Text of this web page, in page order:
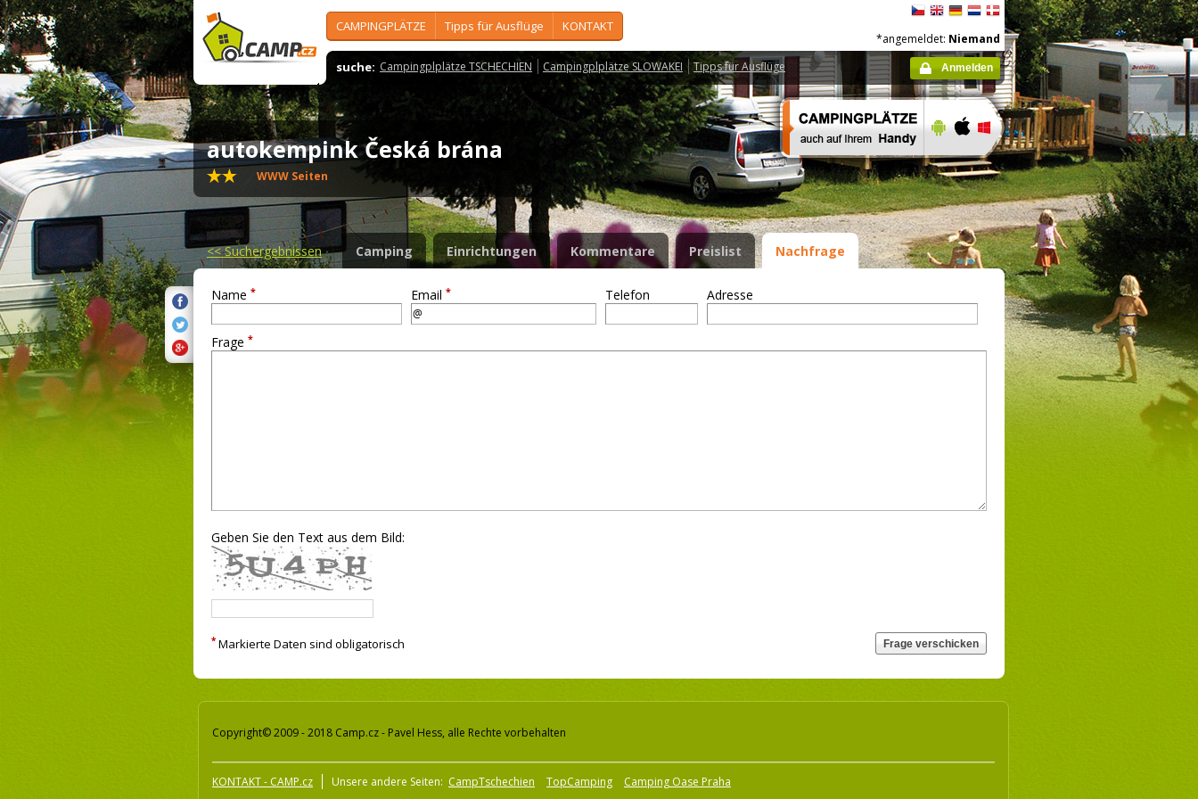
CAMPINGPLÄTZE Tipps für Ausflüge KONTAKT
suche: Campingplplätze TSCHECHIEN Campingplplätze SLOWAKEI Tipps für Ausflüge
*angemeldet: Niemand
Anmelden
autokempink Česká brána
WWW Seiten
<<Suchergebnissen Camping Einrichtungen Kommentare Preislist Nachfrage
Name * Email * Telefon Adresse
Frage *
Geben Sie den Text aus dem Bild:
* Markierte Daten sind obligatorisch
Copyright© 2009 - 2018 Camp.cz - Pavel Hess, alle Rechte vorbehalten
KONTAKT - CAMP.cz Unsere andere Seiten: CampTschechien TopCamping Camping Oase Praha